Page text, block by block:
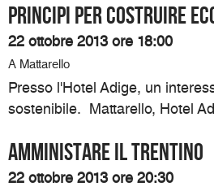
Principi per costruire
22 ottobre 2013 ore 18:00
A Mattarello
Presso l'Hotel Adige, un
sostenibile. Mattarello, Hotel
Amministare il Trentino
22 ottobre 2013 ore 20:30